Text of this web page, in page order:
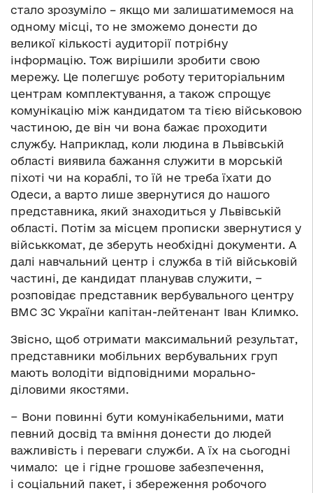
стало зрозуміло – якщо ми залишатимемося на
одному місці, то не зможемо донести до
великої кількості аудиторії потрібну
інформацію. Тож вирішили зробити свою
мережу. Це полегшує роботу територіальним
центрам комплектування, а також спрощує
комунікацію між кандидатом та тією військовою
частиною, де він чи вона бажає проходити
службу. Наприклад, коли людина в Львівській
області виявила бажання служити в морській
піхоті чи на кораблі, то їй не треба їхати до
Одеси, а варто лише звернутися до нашого
представника, який знаходиться у Львівській
області. Потім за місцем прописки звернутися у
військкомат, де зберуть необхідні документи. А
далі навчальний центр і служба в тій військовій
частині, де кандидат планував служити, −
розповідає представник вербувального центру
ВМС ЗС України капітан-лейтенант Іван Климко.
Звісно, щоб отримати максимальний результат,
представники мобільних вербувальних груп
мають володіти відповідними морально-
діловими якостями.
− Вони повинні бути комунікабельними, мати
певний досвід та вміння донести до людей
важливість і переваги служби. А їх на сьогодні
чимало: це і гідне грошове забезпечення,
і соціальний пакет, і збереження робочого